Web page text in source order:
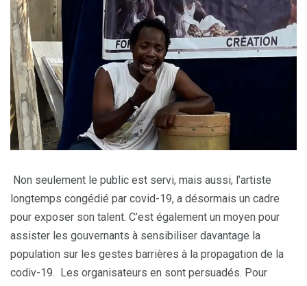
Non seulement le public est servi, mais aussi, l’artiste
longtemps congédié par covid-19, a désormais un cadre
pour exposer son talent. C’est également un moyen pour
assister les gouvernants à sensibiliser davantage la
population sur les gestes barrières à la propagation de la
codiv-19. Les organisateurs en sont persuadés. Pour